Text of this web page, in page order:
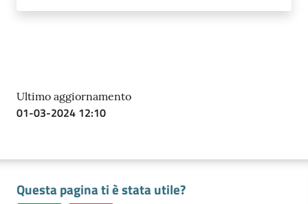
Registrati
Seguici
Ultimo aggiornamento
01-03-2024 12:10
Questa pagina ti è stata utile?